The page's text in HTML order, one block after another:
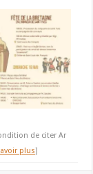
de citer Ar
plus]